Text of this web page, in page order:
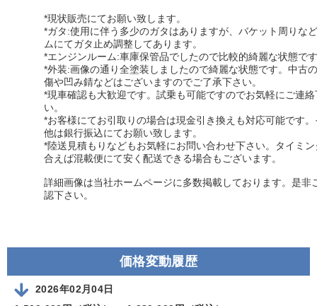
*現状販売にてお願い致します。
*ガタ:使用に伴う多少のガタはありますが、バケット周りな
ムにてガタ止め調整してあります。
*エンジンルーム:車庫保管品でしたので比較的綺麗な状態で
*外装:画像の通り全塗装しましたので綺麗な状態です。中古
傷や凹み錆などはございますのでご了承下さい。
*現車確認も大歓迎です。試乗も可能ですのでお気軽にご連絡
い。
*お客様にてお引取りの場合は現金引き換えも対応可能です。
他は銀行振込にてお願い致します。
*陸送見積もりなどもお気軽にお問い合わせ下さい。タイミン
合えば混載便にて安く配送できる場合もございます。
詳細画像は当社ホームページに多数掲載しております。是非
認下さい。
価格変動履歴
2026年02月04日